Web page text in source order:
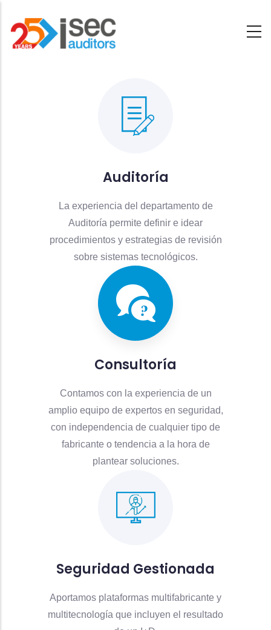
contenido
Auditoría
La experiencia del departamento de
Auditoría permite definir e idear
procedimientos y estrategias de revisión
sobre sistemas tecnológicos.
Consultoría
Contamos con la experiencia de un
amplio equipo de expertos en seguridad,
con independencia de cualquier tipo de
fabricante o tendencia a la hora de
plantear soluciones.
Seguridad Gestionada
Aportamos plataformas multifabricante y
multitecnología que incluyen el resultado